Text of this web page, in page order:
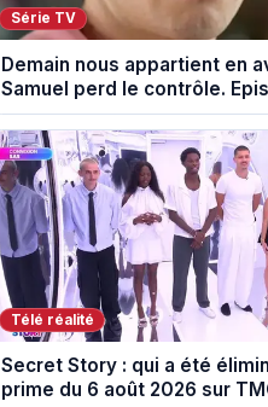
Série TV
Demain nous appartient en
Samuel perd le contrôle.
10 août 2026.
Télé réalité
Secret Story : qui a été
prime du 6 août 2026 sur